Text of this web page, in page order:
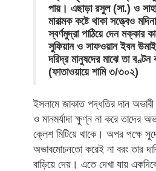
পায়। এছাড়া রসুল (সা.) ও
মারাত্মক কষ্টে থাকা সত্ত্বেও
স্বর্ণমুদ্রা পাঠিয়ে দেন মক্কার
সুফিয়ান ও সাফওয়ান ইবন
দরিদ্র মানুষদের মাঝে তা
(ফাতাওয়ায়ে শামি ৩/৩০২)
ইসলামে জাকাত পদ্ধতির দান অভাবী
ও মানমর্যাদা ক্ষুণ্ন না করে তাদের
ক্লেশ মিটিয়ে থাকে। অপর পক্ষে
অভাবমোচনতো করেই না বরং তার
বাড়িয়ে দেয়। এতে দেখা যায়